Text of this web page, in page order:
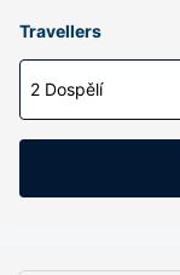
Travellers
2 Dospělí